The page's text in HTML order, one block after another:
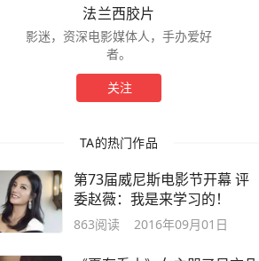
法兰西胶片
影迷，资深电影媒体人，手办爱好
者。
关注
TA的热门作品
第73届威尼斯电影节开幕 评
委赵薇：我是来学习的！
863阅读 2016年09月01日